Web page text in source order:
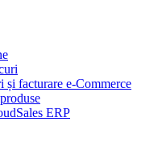
și facturare e-Commerce
ERP